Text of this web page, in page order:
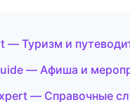
— Туризм и
— Афиша и
— Справочные